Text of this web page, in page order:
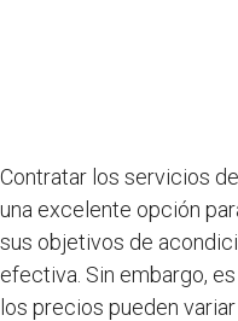
Contratar los servicios
una excelente opción
sus objetivos de
efectiva. Sin embargo,
los precios pueden